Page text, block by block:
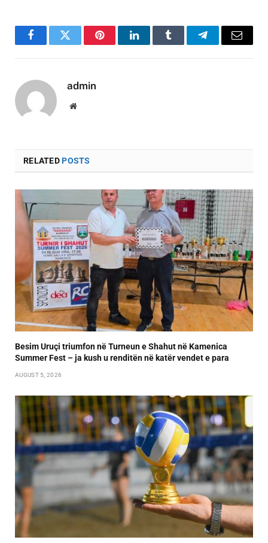
FacebookTwitter PinterestLinkedInTumblr TelegramEmail
admin
Website
RELATEDPOSTS
Besim Uruçi triumfon në Turneun e Shahut në Kamenica
Summer Fest – ja kush u renditën në katër vendet e para
AUGUST 5, 2026